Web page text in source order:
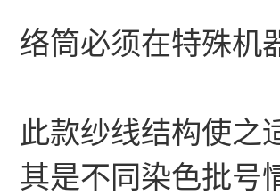
络筒必须在特殊机
此款纱线结构使之
其是不同染色批号